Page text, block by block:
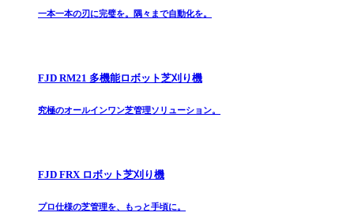
一本一本の刃に完璧を。隅々まで自動化を。
FJD RM21 多機能ロボット芝刈り機
究極のオールインワン芝管理ソリューション。
FJD FRX ロボット芝刈り機
プロ仕様の芝管理を、もっと手頃に。